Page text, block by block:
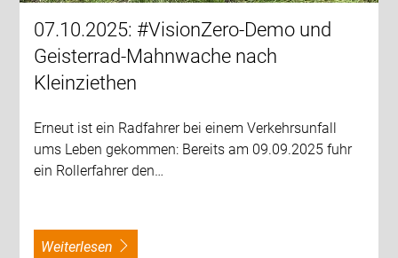
07.10.2025: #VisionZero-Demo und
Geisterrad-Mahnwache nach
Kleinziethen
Erneut ist ein Radfahrer bei einem Verkehrsunfall
ums Leben gekommen: Bereits am 09.09.2025 fuhr
ein Rollerfahrer den…
weiterlesen